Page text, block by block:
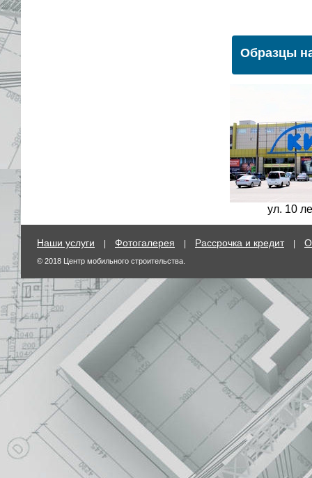
Образцы
ул. 10
Наши услуги Фотогалерея Рассрочка и кредит
© 2018 Центр мобильного строительства.